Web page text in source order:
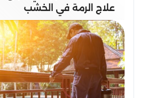
علاج الرمة في الخشب